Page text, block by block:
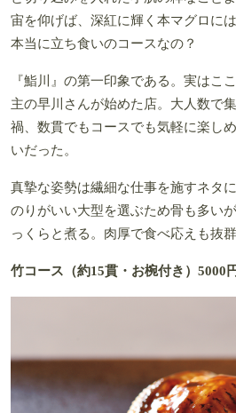
宙を仰げば、深紅に輝く本マグロに
本当に立ち食いのコースなの？
『鮨川』の第一印象である。実はこ
主の早川さんが始めた店。大人数で
禍、数貫でもコースでも気軽に楽し
いだった。
真摯な姿勢は繊細な仕事を施すネタ
のりがいい大型を選ぶため骨も多い
っくらと煮る。肉厚で食べ応えも抜群
竹コース（約15貫・お椀付き）5000